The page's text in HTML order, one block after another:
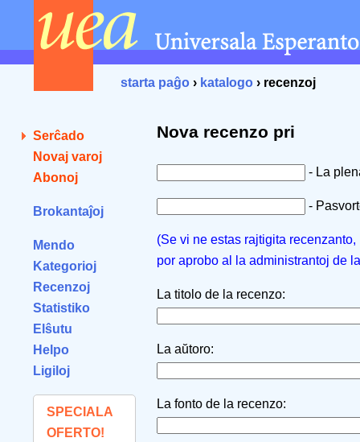
starta paĝo › katalogo › recenzoj
Serĉado
Novaj varoj
Abonoj
Brokantaĵoj
Mendo
Kategorioj
Recenzoj
Statistiko
Elŝutu
Helpo
Ligiloj
SPECIALA
OFERTO!
Nova recenzo pri
- La
-
(Se vi ne estas rajtigita
por aprobo al la administrantoj de
La titolo de la recenzo:
La aŭtoro:
La fonto de la recenzo: